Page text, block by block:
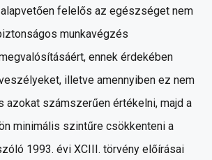
felelős az egészséget nem
munkavégzés
ennek érdekében
illetve amennyiben ez nem
azokat számszerűen értékelni, majd a
minimális szintűre csökkenteni a
1993. évi XCIII. törvény előírásai